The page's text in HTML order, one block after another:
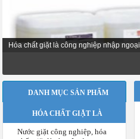
Hóa chất giặt là công nghiệp nhập ngoại
DANH MỤC SẢN PHẨM
HÓA CHẤT GIẶT LÀ
Nước giặt công nghiệp, hóa